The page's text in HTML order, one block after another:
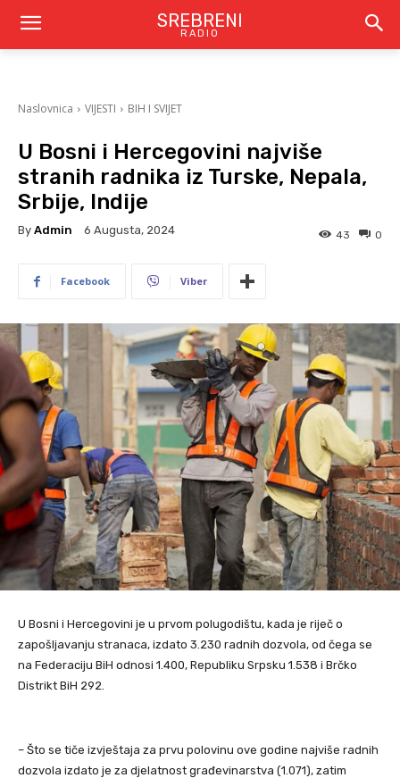
SREBRENI
RADIO
Naslovnica VIJESTI BIH I SVIJET
U Bosni i Hercegovini najviše
stranih radnika iz Turske, Nepala,
Srbije, Indije
By Admin 6 Augusta, 2024 0
43
Facebook Viber
U Bosni i Hercegovini je u prvom polugodištu, kada je riječ o
zapošljavanju stranaca, izdato 3.230 radnih dozvola, od čega se
na Federaciju BiH odnosi 1.400, Republiku Srpsku 1.538 i Brčko
Distrikt BiH 292.
– Što se tiče izvještaja za prvu polovinu ove godine najviše radnih
dozvola izdato je za djelatnost građevinarstva (1.071), zatim